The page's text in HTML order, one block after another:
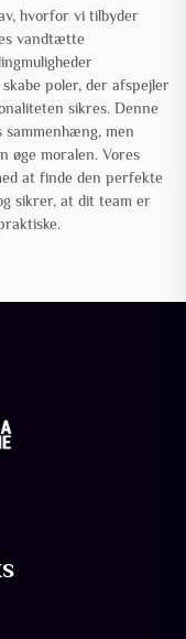
hvorfor vi tilbyder
vandtætte
poler, der afspejler
sikres. Denne
men
øge moralen. Vores
at finde den perfekte
sikrer, at dit team er